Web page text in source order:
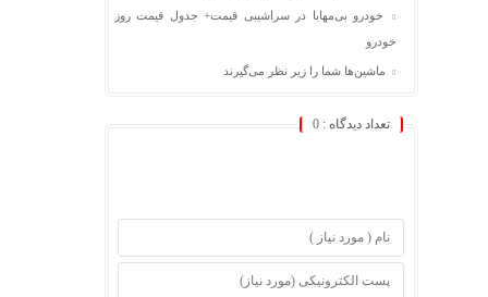
خودرو بی‌مهابا در سراشیبی قیمت+ جدول قیمت روز
خودرو
ماشین‌ها شما را زیر نظر می‌گیرند
تعداد دیدگاه : 0